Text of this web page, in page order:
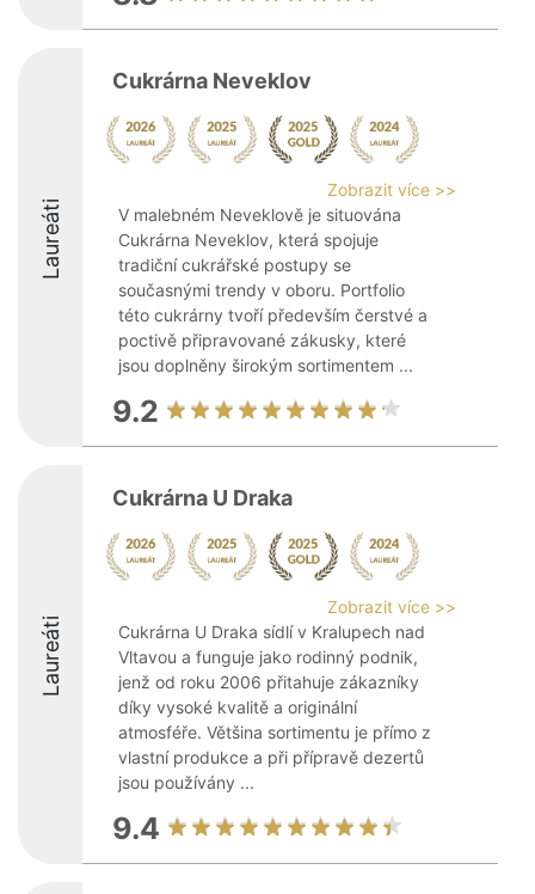
Laureáti
Cukrárna Neveklov
Zobrazit více >>
V malebném Neveklově je situována
Cukrárna Neveklov, která spojuje
tradiční cukrářské postupy se
současnými trendy v oboru. Portfolio
této cukrárny tvoří především čerstvé a
poctivě připravované zákusky, které
jsou doplněny širokým sortimentem ...
9.2
Laureáti
Cukrárna U Draka
Zobrazit více >>
Cukrárna U Draka sídlí v Kralupech nad
Vltavou a funguje jako rodinný podnik,
jenž od roku 2006 přitahuje zákazníky
díky vysoké kvalitě a originální
atmosféře. Většina sortimentu je přímo z
vlastní produkce a při přípravě dezertů
jsou používány ...
9.4